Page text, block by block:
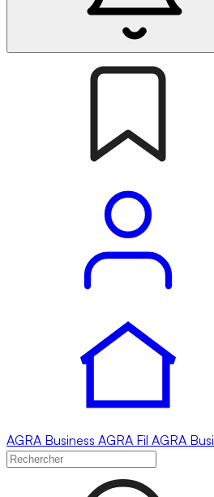
AGRA Business AGRA Fil AGRA